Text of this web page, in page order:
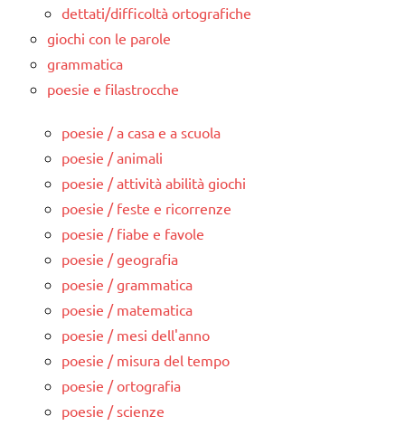
dettati/difficoltà ortografiche
giochi con le parole
grammatica
poesie e filastrocche
poesie / a casa e a scuola
poesie / animali
poesie / attività abilità giochi
poesie / feste e ricorrenze
poesie / fiabe e favole
poesie / geografia
poesie / grammatica
poesie / matematica
poesie / mesi dell'anno
poesie / misura del tempo
poesie / ortografia
poesie / scienze